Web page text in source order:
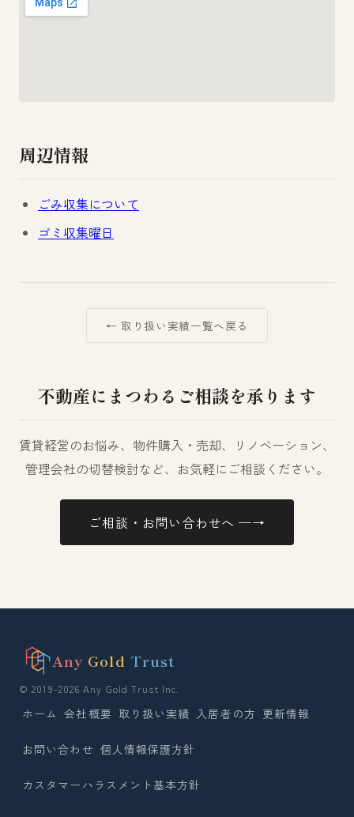
周辺情報
ごみ収集について
ゴミ収集曜日
← 取り扱い実績一覧へ戻る
不動産にまつわるご相談を承ります
賃貸経営のお悩み、物件購入・売却、リノベーション、
管理会社の切替検討など、お気軽にご相談ください。
ご相談・お問い合わせへ ─→
Any Gold Trust
© 2019-2026 Any Gold Trust Inc.
ホーム 会社概要 取り扱い実績 入居者の方 更新情報
お問い合わせ 個人情報保護方針
カスタマーハラスメント基本方針